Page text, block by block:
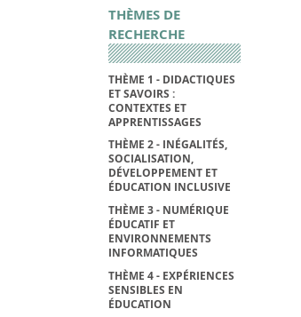
THÈMES DE
RECHERCHE
THÈME 1 - DIDACTIQUES
ET SAVOIRS :
CONTEXTES ET
APPRENTISSAGES
THÈME 2 - INÉGALITÉS,
SOCIALISATION,
DÉVELOPPEMENT ET
ÉDUCATION INCLUSIVE
THÈME 3 - NUMÉRIQUE
ÉDUCATIF ET
ENVIRONNEMENTS
INFORMATIQUES
THÈME 4 - EXPÉRIENCES
SENSIBLES EN
ÉDUCATION